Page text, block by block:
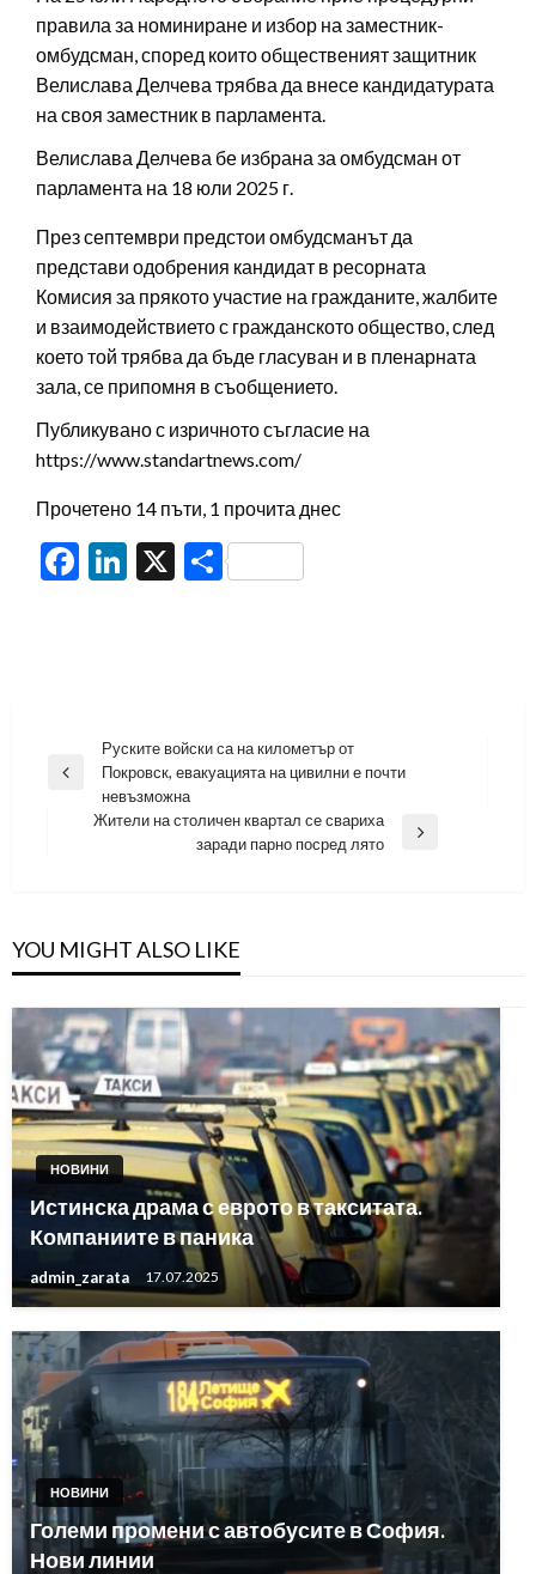
правила за номиниране и избор на заместник-
омбудсман, според които общественият защитник
Велислава Делчева трябва да внесе кандидатурата
на своя заместник в парламента.
Велислава Делчева бе избрана за омбудсман от
парламента на 18 юли 2025 г.
През септември предстои омбудсманът да
представи одобрения кандидат в ресорната
Комисия за прякото участие на гражданите, жалбите
и взаимодействието с гражданското общество, след
което той трябва да бъде гласуван и в пленарната
зала, се припомня в съобщението.
Публикувано с изричното съгласие на
https://www.standartnews.com/
Прочетено 14 пъти, 1 прочита днес
Facebook
LinkedIn
X Share
Навигация
Previous
Руските войски са на километър от
Покровск, евакуацията на цивилни е почти
невъзможна
Жители на столичен квартал се свариха
заради парно посред лято
YOU MIGHT ALSO LIKE
НОВИНИ
Истинска драма с еврото в такситата.
Компаниите в паника
admin_zarata 17.07.2025
НОВИНИ
Големи промени с автобусите в София.
Нови линии